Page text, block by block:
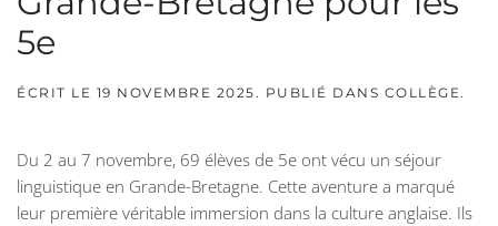
5e
ÉCRIT LE 19 NOVEMBRE 2025. PUBLIÉ DANS COLLÈGE.
Du 2 au 7 novembre, 69 élèves de 5e ont vécu un séjour
linguistique en Grande-Bretagne. Cette aventure a marqué
leur première véritable immersion dans la culture anglaise. Ils